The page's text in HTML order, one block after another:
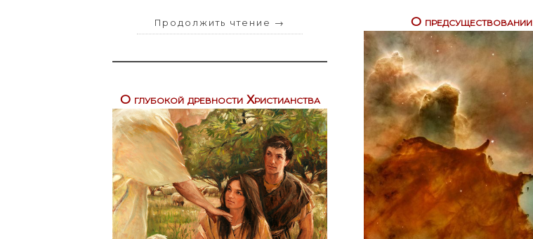
Продолжить чтение → О предсуществовании
О глубокой древности Христианства